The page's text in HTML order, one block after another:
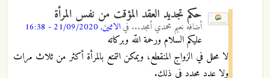
حكم تجديد العقد المؤقت من نفس المرأة
أضافه نعيم محمدي أمجد... فيالاثنين, 21/09/2020 - 16:38
عليكم السلام ورحمة اللّه وبركاته
لا محلل في الزواج المنقطع، ويمكن التمتع بالمرأة أكثر من ثلاث مرات
ولا عدد محدد في ذلك.